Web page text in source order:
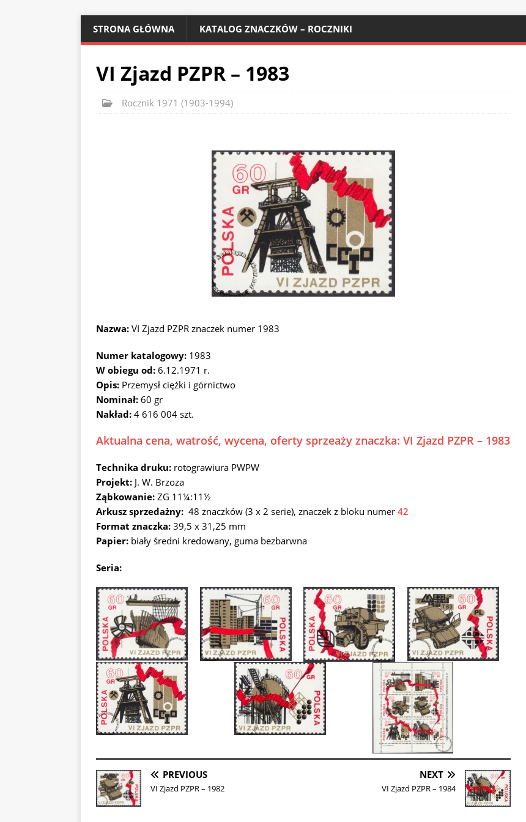
STRONA GŁÓWNA KATALOG ZNACZKÓW – ROCZNIKI
VI Zjazd PZPR – 1983
Rocznik 1971 (1903-1994)
Nazwa: VI Zjazd PZPR znaczek numer 1983
Numer katalogowy: 1983
W obiegu od: 6.12.1971 r.
Opis: Przemysł ciężki i górnictwo
Nominał: 60 gr
Nakład: 4 616 004 szt.
Aktualna cena, watrość, wycena, oferty sprzeaży znaczka: VI Zjazd PZPR – 1983
Technika druku: rotograwiura PWPW
Projekt: J. W. Brzoza
Ząbkowanie: ZG 11¼:11½
Arkusz sprzedażny: 48 znaczków (3 x 2 serie), znaczek z bloku numer 42
Format znaczka: 39,5 x 31,25 mm
Papier: biały średni kredowany, guma bezbarwna
Seria:
PREVIOUS
VI Zjazd PZPR – 1982
NEXT
VI Zjazd PZPR – 1984